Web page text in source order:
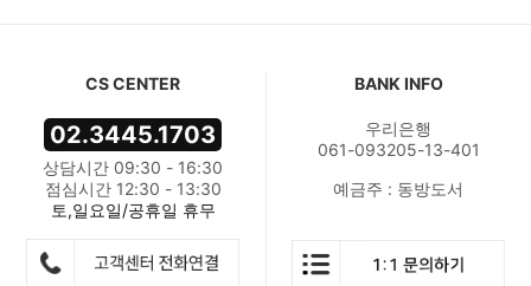
CS CENTER
02.3445.1703
상담시간 09:30 - 16:30
점심시간 12:30 - 13:30
토,일요일/공휴일 휴무
BANK INFO
우리은행
061-093205-13-401
예금주 : 동방도서